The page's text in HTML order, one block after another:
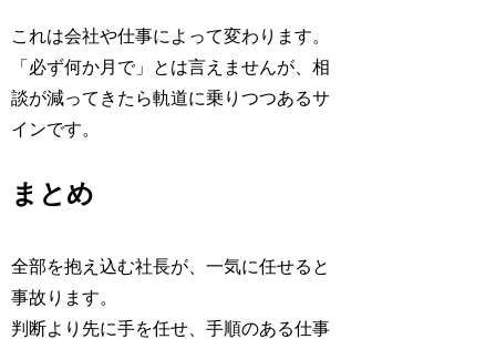
これは会社や仕事によって変わります。
「必ず何か月で」とは言えませんが、相
談が減ってきたら軌道に乗りつつあるサ
インです。
まとめ
全部を抱え込む社長が、一気に任せると
事故ります。
判断より先に手を任せ、手順のある仕事